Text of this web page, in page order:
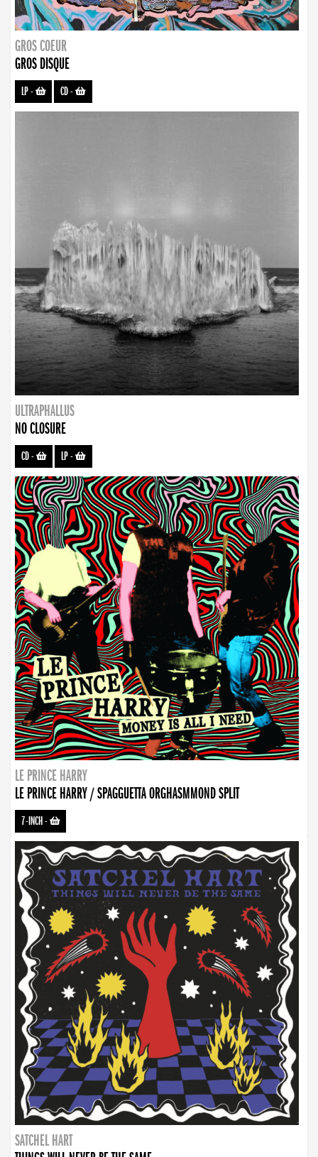
GROS COEUR
GROS DISQUE
LP- CD-
ULTRAPHALLUS
NO CLOSURE
CD- LP-
LE PRINCE HARRY
LE PRINCE HARRY / SPAGGUETTA ORGHASMMOND SPLIT
7-INCH-
SATCHEL HART